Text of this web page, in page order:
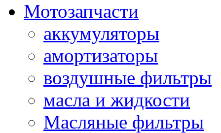
Мотозапчасти
аккумуляторы
амортизаторы
воздушные фильтры
масла и жидкости
Масляные фильтры